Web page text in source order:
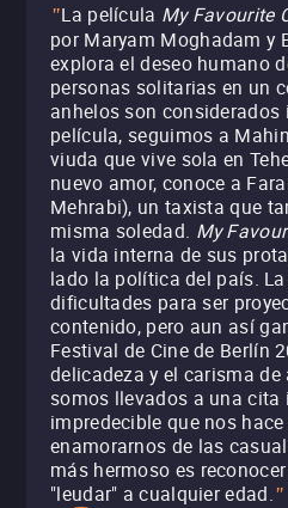
"La película My Favourite
por Maryam Moghadam y
explora el deseo humano
personas solitarias en un
anhelos son considerados
película, seguimos a
viuda que vive sola en
nuevo amor, conoce a
Mehrabi), un taxista que
misma soledad. My
la vida interna de sus
lado la política del país.
dificultades para ser
contenido, pero aun así
Festival de Cine de Berlín
delicadeza y el carisma
somos llevados a una cita
impredecible que nos
enamorarnos de las
más hermoso es
"leudar" a cualquier edad."